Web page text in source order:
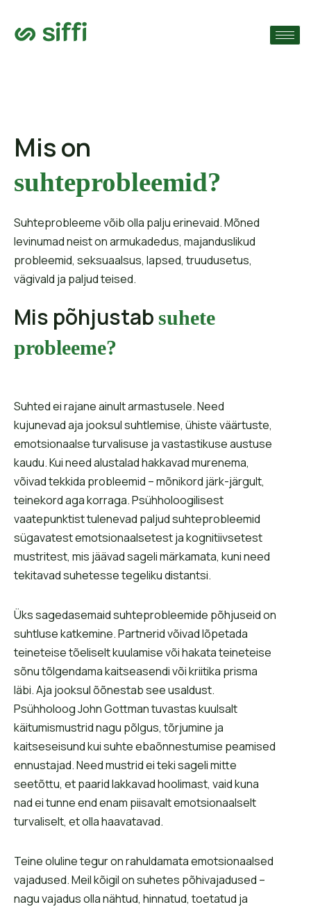
Mis on
suhteprobleemid?
Suhteprobleeme võib olla palju erinevaid. Mõned
levinumad neist on armukadedus, majanduslikud
probleemid, seksuaalsus, lapsed, truudusetus,
vägivald ja paljud teised.
Mis põhjustab suhete
probleeme?
Suhted ei rajane ainult armastusele. Need
kujunevad aja jooksul suhtlemise, ühiste väärtuste,
emotsionaalse turvalisuse ja vastastikuse austuse
kaudu. Kui need alustalad hakkavad murenema,
võivad tekkida probleemid – mõnikord järk-järgult,
teinekord aga korraga. Psühholoogilisest
vaatepunktist tulenevad paljud suhteprobleemid
sügavatest emotsionaalsetest ja kognitiivsetest
mustritest, mis jäävad sageli märkamata, kuni need
tekitavad suhetesse tegeliku distantsi.
Üks sagedasemaid suhteprobleemide põhjuseid on
suhtluse katkemine. Partnerid võivad lõpetada
teineteise tõeliselt kuulamise või hakata teineteise
sõnu tõlgendama kaitseasendi või kriitika prisma
läbi. Aja jooksul õõnestab see usaldust.
Psühholoog John Gottman tuvastas kuulsalt
käitumismustrid nagu põlgus, tõrjumine ja
kaitseseisund kui suhte ebaõnnestumise peamised
ennustajad. Need mustrid ei teki sageli mitte
seetõttu, et paarid lakkavad hoolimast, vaid kuna
nad ei tunne end enam piisavalt emotsionaalselt
turvaliselt, et olla haavatavad.
Teine oluline tegur on rahuldamata emotsionaalsed
vajadused. Meil kõigil on suhetes põhivajadused –
nagu vajadus olla nähtud, hinnatud, toetatud ja